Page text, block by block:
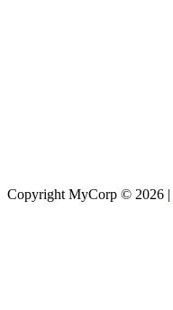
Copyright MyCorp © 2026 |